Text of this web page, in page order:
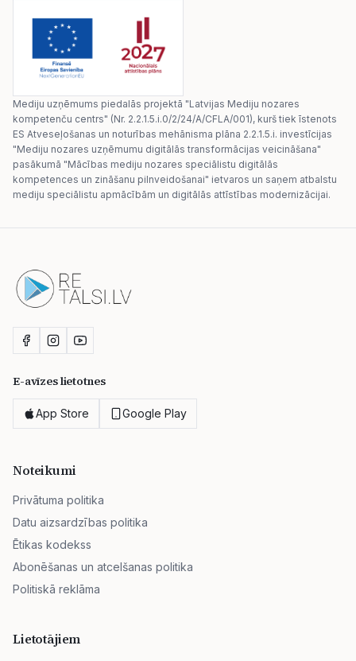
Mediju uzņēmums piedalās projektā "Latvijas Mediju nozares
kompetenču centrs" (Nr. 2.2.1.5.i.0/2/24/A/CFLA/001), kurš tiek īstenots
ES Atveseļošanas un noturības mehānisma plāna 2.2.1.5.i. investīcijas
"Mediju nozares uzņēmumu digitālās transformācijas veicināšana"
pasākumā "Mācības mediju nozares speciālistu digitālās
kompetences un zināšanu pilnveidošanai" ietvaros un saņem atbalstu
mediju speciālistu apmācībām un digitālās attīstības modernizācijai.
E-avīzes lietotnes
App Store Google Play
Noteikumi
Privātuma politika
Datu aizsardzības politika
Ētikas kodekss
Abonēšanas un atcelšanas politika
Politiskā reklāma
Lietotājiem